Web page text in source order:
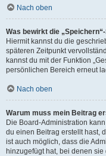
Nach oben
Was bewirkt die
Hiermit kannst du die
späteren Zeitpunkt
kannst du mit der Funktion
persönlichen Bereich erneut
Nach oben
Warum muss mein Beitrag
Die Board-Administration
du einen Beitrag erstellt hast,
ist auch möglich, dass die
hinzugefügt hat, bei denen